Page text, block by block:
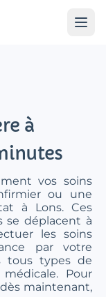
à
vos soins
ou une
à Lons. Ces
se déplacent à
les soins
par votre
tous types de
Pour
maintenant,